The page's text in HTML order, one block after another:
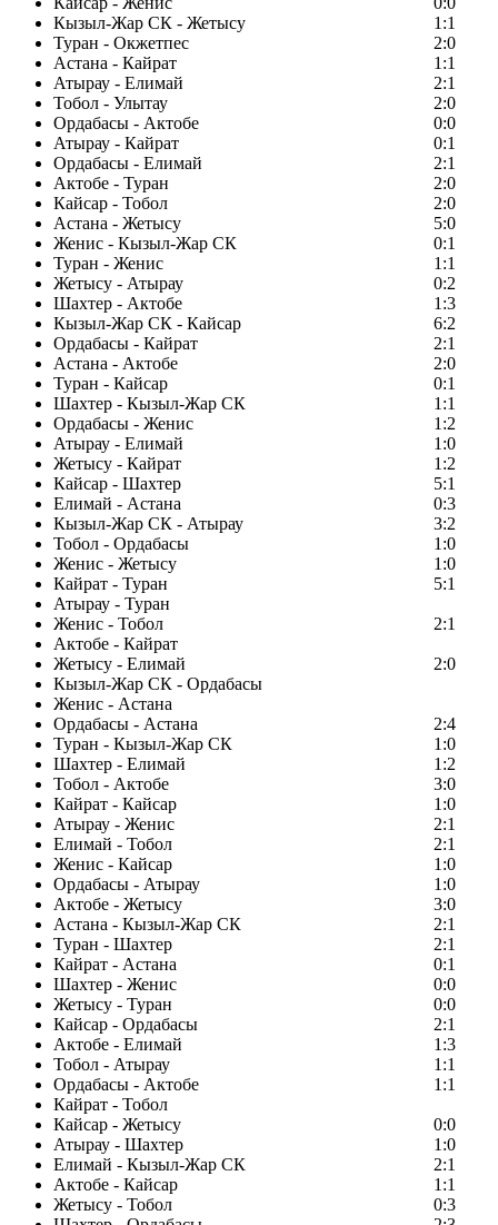
Кызыл-Жар СК - Жетысу
1:1
Туран - Окжетпес
2:0
Астана - Кайрат
1:1
Атырау - Елимай
2:1
Тобол - Улытау
2:0
Ордабасы - Актобе
0:0
Атырау - Кайрат
0:1
Ордабасы - Елимай
2:1
Актобе - Туран
2:0
Кайсар - Тобол
2:0
Астана - Жетысу
5:0
Женис - Кызыл-Жар СК
0:1
Туран - Женис
1:1
Жетысу - Атырау
0:2
Шахтер - Актобе
1:3
Кызыл-Жар СК - Кайсар
6:2
Ордабасы - Кайрат
2:1
Астана - Актобе
2:0
Туран - Кайсар
0:1
Шахтер - Кызыл-Жар СК
1:1
Ордабасы - Женис
1:2
Атырау - Елимай
1:0
Жетысу - Кайрат
1:2
Кайсар - Шахтер
5:1
Елимай - Астана
0:3
Кызыл-Жар СК - Атырау
3:2
Тобол - Ордабасы
1:0
Женис - Жетысу
1:0
Кайрат - Туран
5:1
Атырау - Туран
Женис - Тобол
2:1
Актобе - Кайрат
Жетысу - Елимай
2:0
Кызыл-Жар СК - Ордабасы
Женис - Астана
Ордабасы - Астана
2:4
Туран - Кызыл-Жар СК
1:0
Шахтер - Елимай
1:2
Тобол - Актобе
3:0
Кайрат - Кайсар
1:0
Атырау - Женис
2:1
Елимай - Тобол
2:1
Женис - Кайсар
1:0
Ордабасы - Атырау
1:0
Актобе - Жетысу
3:0
Астана - Кызыл-Жар СК
2:1
Туран - Шахтер
2:1
Кайрат - Астана
0:1
Шахтер - Женис
0:0
Жетысу - Туран
0:0
Кайсар - Ордабасы
2:1
Актобе - Елимай
1:3
Тобол - Атырау
1:1
Ордабасы - Актобе
1:1
Кайрат - Тобол
Кайсар - Жетысу
0:0
Атырау - Шахтер
1:0
Елимай - Кызыл-Жар СК
2:1
Актобе - Кайсар
1:1
Жетысу - Тобол
0:3